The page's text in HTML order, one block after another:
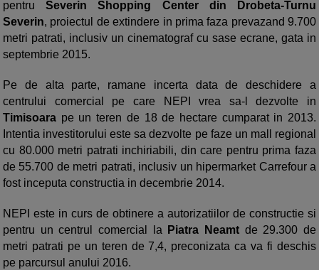
pentru Severin Shopping Center din Drobeta-Turnu
Severin, proiectul de extindere in prima faza prevazand 9.700
metri patrati, inclusiv un cinematograf cu sase ecrane, gata in
septembrie 2015.
Pe de alta parte, ramane incerta data de deschidere a
centrului comercial pe care NEPI vrea sa-l dezvolte in
Timisoara pe un teren de 18 de hectare cumparat in 2013.
Intentia investitorului este sa dezvolte pe faze un mall regional
cu 80.000 metri patrati inchiriabili, din care pentru prima faza
de 55.700 de metri patrati, inclusiv un hipermarket Carrefour a
fost inceputa constructia in decembrie 2014.
NEPI este in curs de obtinere a autorizatiilor de constructie si
pentru un centrul comercial la
Piatra Neamt de 29.300 de
metri patrati pe un teren de 7,4, preconizata ca va fi deschis
pe parcursul anului 2016.